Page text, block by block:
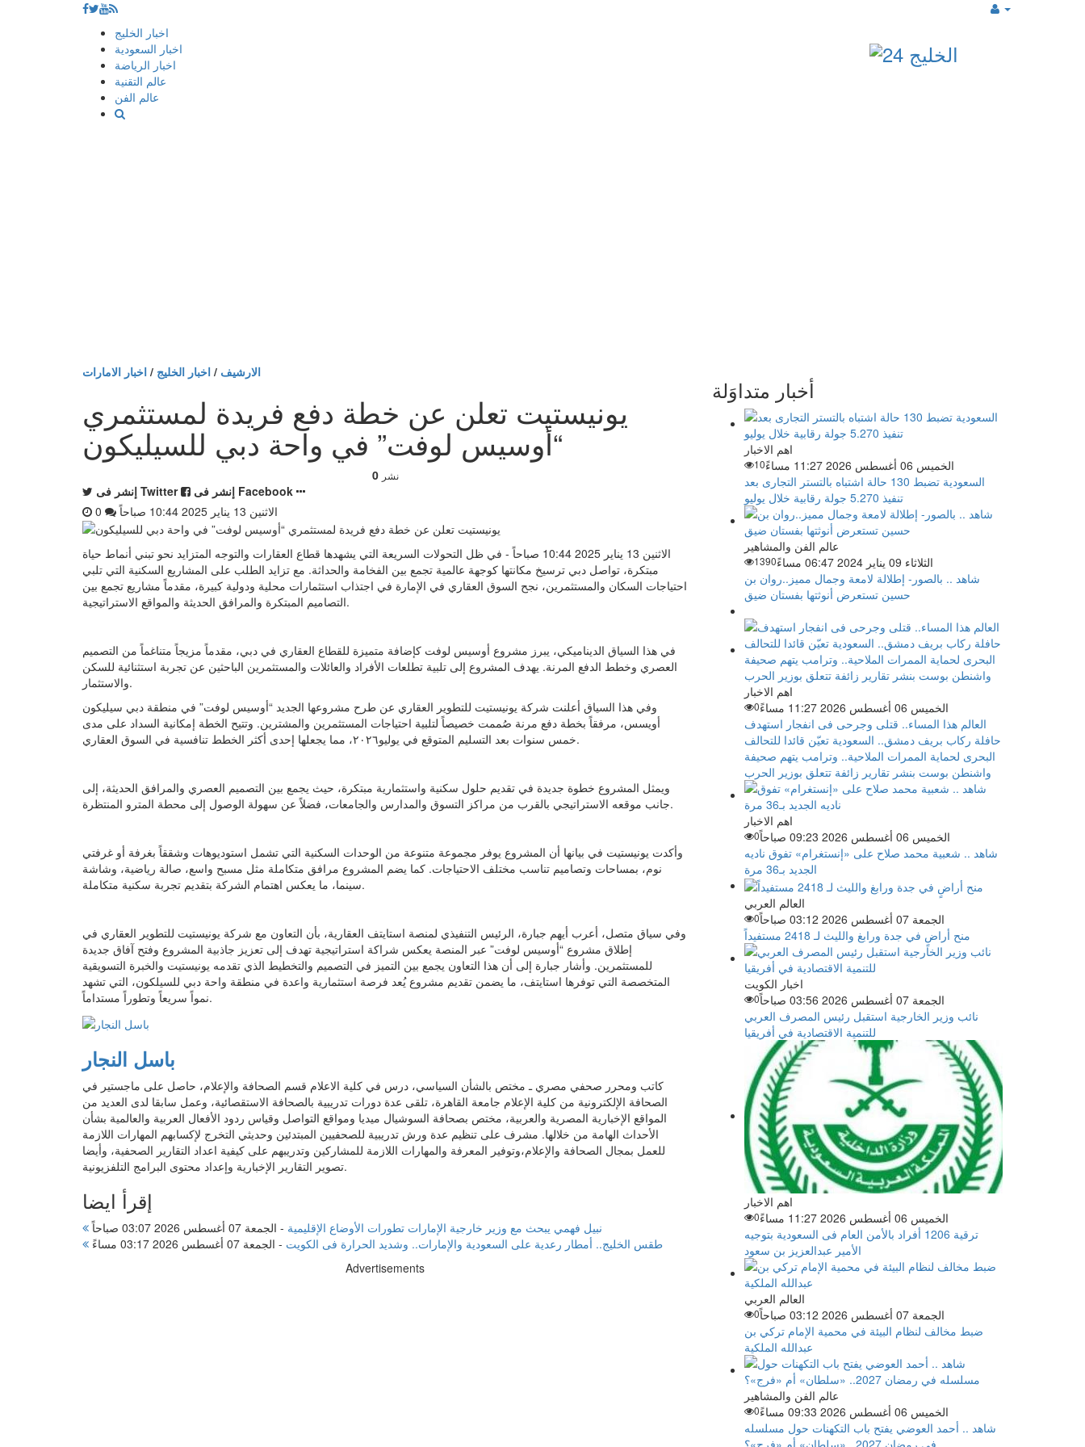
إذهب
المحتوى
اخبار الخليج
اخبار السعودية
اخبار الرياضة
عالم التقنية
عالم الفن
الارشيف / اخبار الخليج / اخبار الامارات
يونيستيت تعلن عن خطة دفع فريدة لمستثمري
“أوسيس لوفت” في واحة دبي للسيليكون
0 نشر
إنشر فى Twitter
إنشر فى Facebook
الاثنين 13 يناير 2025 10:44 صباحاً
الاثنين 13 يناير 2025 10:44 صباحاً - في ظل التحولات السريعة التي يشهدها قطاع العقارات والتوجه المتزايد نحو تبني أنماط حياة
مبتكرة، تواصل دبي ترسيخ مكانتها كوجهة عالمية تجمع بين الفخامة والحداثة. مع تزايد الطلب على المشاريع السكنية التي تلبي
احتياجات السكان والمستثمرين، نجح السوق العقاري في الإمارة في اجتذاب استثمارات محلية ودولية كبيرة، مقدماً مشاريع تجمع بين
التصاميم المبتكرة والمرافق الحديثة والمواقع الاستراتيجية.
في هذا السياق الديناميكي، يبرز مشروع أوسيس لوفت كإضافة متميزة للقطاع العقاري في دبي، مقدماً مزيجاً متناغماً من التصميم
العصري وخطط الدفع المرنة. يهدف المشروع إلى تلبية تطلعات الأفراد والعائلات والمستثمرين الباحثين عن تجربة استثنائية للسكن
والاستثمار.
وفي هذا السياق أعلنت شركة يونيستيت للتطوير العقاري عن طرح مشروعها الجديد “أوسيس لوفت” في منطقة دبي سيليكون
أويسس، مرفقاً بخطة دفع مرنة صُممت خصيصاً لتلبية احتياجات المستثمرين والمشترين. وتتيح الخطة إمكانية السداد على مدى
خمس سنوات بعد التسليم المتوقع في يوليو٢٠٢٦، مما يجعلها إحدى أكثر الخطط تنافسية في السوق العقاري.
ويمثل المشروع خطوة جديدة في تقديم حلول سكنية واستثمارية مبتكرة، حيث يجمع بين التصميم العصري والمرافق الحديثة، إلى
جانب موقعه الاستراتيجي بالقرب من مراكز التسوق والمدارس والجامعات، فضلاً عن سهولة الوصول إلى محطة المترو المنتظرة.
وأكدت يونيستيت في بيانها أن المشروع يوفر مجموعة متنوعة من الوحدات السكنية التي تشمل استوديوهات وشققاً بغرفة أو غرفتي
نوم، بمساحات وتصاميم تناسب مختلف الاحتياجات. كما يضم المشروع مرافق متكاملة مثل مسبح واسع، صالة رياضية، وشاشة
سينما، ما يعكس اهتمام الشركة بتقديم تجربة سكنية متكاملة.
وفي سياق متصل، أعرب أيهم جبارة، الرئيس التنفيذي لمنصة استايتف العقارية، بأن التعاون مع شركة يونيستيت للتطوير العقاري في
إطلاق مشروع “أوسيس لوفت” عبر المنصة يعكس شراكة استراتيجية تهدف إلى تعزيز جاذبية المشروع وفتح آفاق جديدة
للمستثمرين. وأشار جبارة إلى أن هذا التعاون يجمع بين التميز في التصميم والتخطيط الذي تقدمه يونيستيت والخبرة التسويقية
المتخصصة التي توفرها استايتف، ما يضمن تقديم مشروع يُعد فرصة استثمارية واعدة في منطقة واحة دبي للسيلكون، التي تشهد
نمواً سريعاً وتطوراً مستداماً.
باسل النجار
كاتب ومحرر صحفي مصري ـ مختص بالشأن السياسي، درس في كلية الاعلام قسم الصحافة والإعلام، حاصل على ماجستير في
الصحافة الإلكترونية من كلية الإعلام جامعة القاهرة، تلقى عدة دورات تدريبية بالصحافة الاستقصائية، وعمل سابقا لدى العديد من
المواقع الإخبارية المصرية والعربية، مختص بصحافة السوشيال ميديا ومواقع التواصل وقياس ردود الأفعال العربية والعالمية بشأن
الأحداث الهامة من خلالها. مشرف على تنظيم عدة ورش تدريبية للصحفيين المبتدئين وحديثي التخرج لإكسابهم المهارات اللازمة
للعمل بمجال الصحافة والإعلام،وتوفير المعرفة والمهارات اللازمة للمشاركين وتدريبهم على كيفية اعداد التقارير الصحفية، وأيضا
تصوير التقارير الإخبارية وإعداد محتوى البرامج التلفزيونية.
إقرأ ايضا
نبيل فهمي يبحث مع وزير خارجية الإمارات تطورات الأوضاع الإقليمية - الجمعة 07 أغسطس 2026 03:07 صباحاً
طقس الخليج.. أمطار رعدية على السعودية والإمارات.. وشديد الحرارة فى الكويت - الجمعة 07 أغسطس 2026 03:17 مساءً
Advertisements
أخبار متداوَلة
اهم الاخبار
الخميس 06 أغسطس 2026 11:27 مساءً
10
السعودية تضبط 130 حالة اشتباه بالتستر التجارى بعد
تنفيذ 5.270 جولة رقابية خلال يوليو
عالم الفن والمشاهير
الثلاثاء 09 يناير 2024 06:47 مساءً
1390
شاهد .. بالصور- إطلالة لامعة وجمال مميز..روان بن
حسين تستعرض أنوثتها بفستان ضيق
اهم الاخبار
الخميس 06 أغسطس 2026 11:27 مساءً
0
العالم هذا المساء.. قتلى وجرحى فى انفجار استهدف
حافلة ركاب بريف دمشق.. السعودية تعيّن قائدا للتحالف
البحرى لحماية الممرات الملاحية.. وترامب يتهم صحيفة
واشنطن بوست بنشر تقارير زائفة تتعلق بوزير الحرب
اهم الاخبار
الخميس 06 أغسطس 2026 09:23 صباحاً
0
شاهد .. شعبية محمد صلاح على «إنستغرام» تفوق ناديه
الجديد بـ36 مرة
العالم العربي
الجمعة 07 أغسطس 2026 03:12 صباحاً
0
منح أراضٍ في جدة ورابغ والليث لـ 2418 مستفيداً
اخبار الكويت
الجمعة 07 أغسطس 2026 03:56 صباحاً
0
نائب وزير الخارجية استقبل رئيس المصرف العربي
للتنمية الاقتصادية في أفريقيا
اهم الاخبار
الخميس 06 أغسطس 2026 11:27 مساءً
0
ترقية 1206 أفراد بالأمن العام فى السعودية بتوجيه
الأمير عبدالعزيز بن سعود
العالم العربي
الجمعة 07 أغسطس 2026 03:12 صباحاً
0
ضبط مخالف لنظام البيئة في محمية الإمام تركي بن
عبدالله الملكية
عالم الفن والمشاهير
الخميس 06 أغسطس 2026 09:33 مساءً
0
شاهد .. أحمد العوضي يفتح باب التكهنات حول مسلسله